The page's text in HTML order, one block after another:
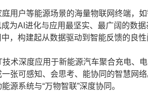
户等能源场景的海量物联网终端，
为AI进化与应用最坚实、最广阔的数
，构建起从数据驱动到智能反馈的良性
深度应用于新能源汽车聚合充电、
张可感知、会思考、能协同的智慧网
源系统与“万物智联”深度协同。